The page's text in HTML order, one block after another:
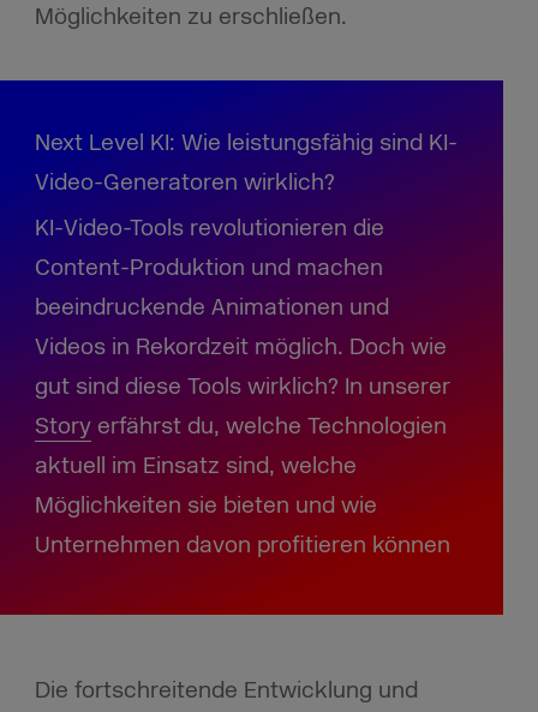
Möglichkeiten zu erschließen.
Next Level KI: Wie leistungsfähig sind KI-
Video-Generatoren wirklich?
KI-Video-Tools revolutionieren die
Content-Produktion und machen
beeindruckende Animationen und
Videos in Rekordzeit möglich. Doch wie
gut sind diese Tools wirklich? In unserer
Storyerfährst du, welche Technologien
aktuell im Einsatz sind, welche
Möglichkeiten sie bieten und wie
Unternehmen davon profitieren können
Die fortschreitende Entwicklung und